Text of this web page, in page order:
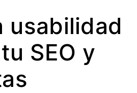
usabilidad
SEO y